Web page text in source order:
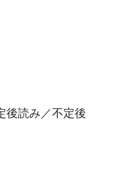
後読み／不定後